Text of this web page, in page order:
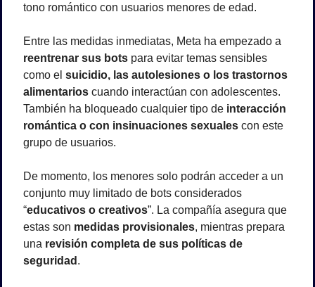
tono romántico con usuarios menores de edad.
reentrenar sus bots para evitar temas sensibles
como el suicidio, las autolesiones o los trastornos
alimentarios cuando interactúan con adolescentes.
También ha bloqueado cualquier tipo de interacción
romántica o con insinuaciones sexuales con este
grupo de usuarios.
De momento, los menores solo podrán acceder a un
conjunto muy limitado de bots considerados
“educativos o creativos”. La compañía asegura que
estas son medidas provisionales, mientras prepara
una revisión completa de sus políticas de
seguridad .